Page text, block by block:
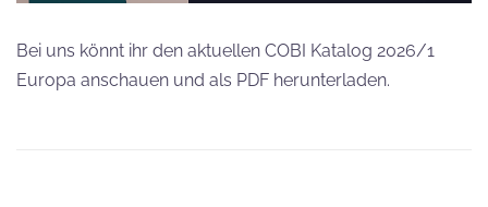
Bei uns könnt ihr den aktuellen COBI Katalog 2026/1
Europa anschauen und als PDF herunterladen.